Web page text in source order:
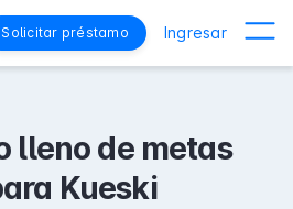
Solicitar préstamo Ingresar
lleno de metas
Kueski